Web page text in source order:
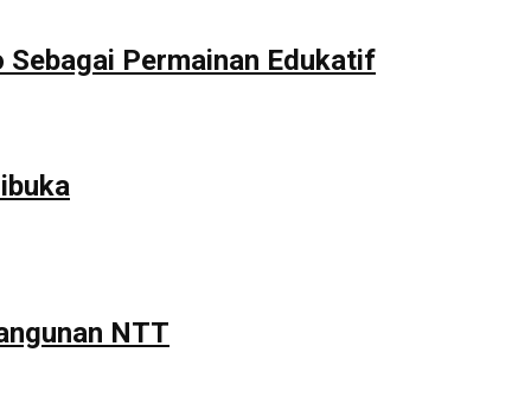
Sebagai Permainan Edukatif
NTT